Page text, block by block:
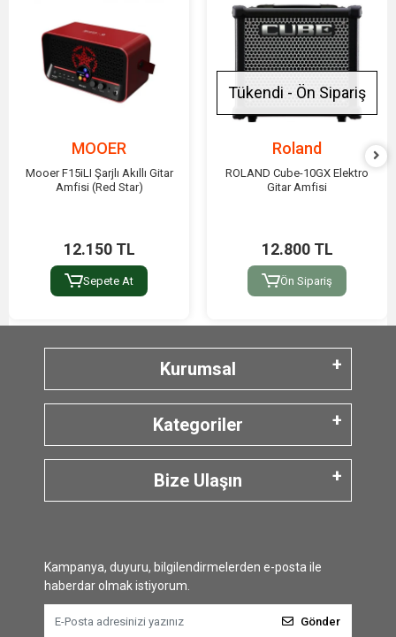
MOOER
Mooer F15iLI Şarjlı Akıllı Gitar
Amfisi (Red Star)
12.150 TL
Sepete At
Tükendi - Ön Sipariş
Roland
ROLAND Cube-10GX Elektro
Gitar Amfisi
12.800 TL
Ön Sipariş
Kurumsal
Kategoriler
Bize Ulaşın
Kampanya, duyuru, bilgilendirmelerden e-posta ile
haberdar olmak istiyorum.
Gönder